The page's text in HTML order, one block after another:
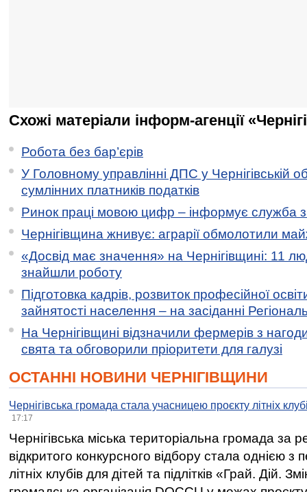
Схожі матеріали інформ-агенції
Робота без бар’єрів
У Головному управлінні ДПС у Чернігівській
сумлінних платників податків
Ринок праці мовою цифр – інформує служба
Чернігівщина жнивує: аграрії обмолотили
«Досвід має значення» на Чернігівщині: 11
знайшли роботу
Підготовка кадрів, розвиток професійної
зайнятості населення – на засіданні
На Чернігівщині відзначили фермерів з
свята та обговорили пріоритети для галузі
ОСТАННІ НОВИНИ ЧЕРНІГІВЩИНИ
Чернігівська громада стала учасницею проєкту літніх
17:17
Чернігівська міська територіальна громада за
відкритого конкурсного відбору стала однією
літніх клубів для дітей та підлітків «Грай. Дій.